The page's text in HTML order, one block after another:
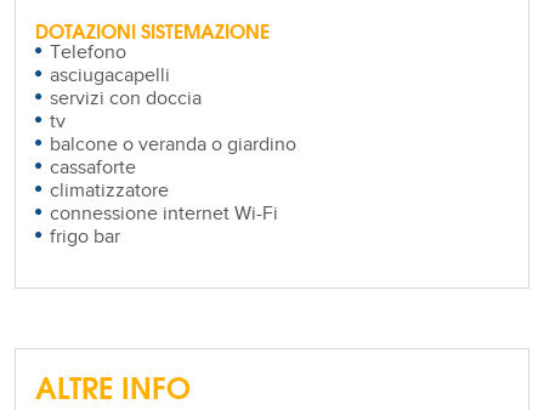
DOTAZIONI SISTEMAZIONE
Telefono
asciugacapelli
servizi con doccia
tv
balcone o veranda o giardino
cassaforte
climatizzatore
connessione internet Wi-Fi
frigo bar
ALTRE INFO